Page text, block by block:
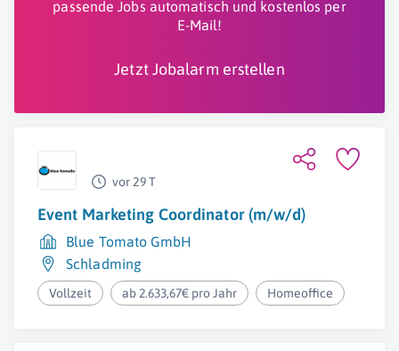
passende Jobs automatisch und kostenlos per
E-Mail!
Jetzt Jobalarm erstellen
vor 29 T
Event Marketing Coordinator (m/w/d)
Blue Tomato GmbH
Schladming
Vollzeit ab 2.633,67€ pro Jahr Homeoffice